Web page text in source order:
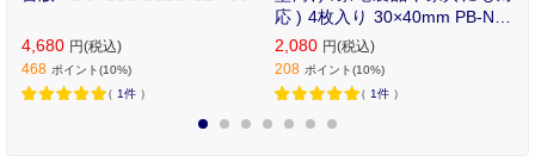
4,680 円(税込)
468 ポイント(10%)
（ 1件 ）
応 ) 4枚入り 30×40mm PB-N30
44C
2,080 円(税込)
208 ポイント(10%)
（ 1件 ）